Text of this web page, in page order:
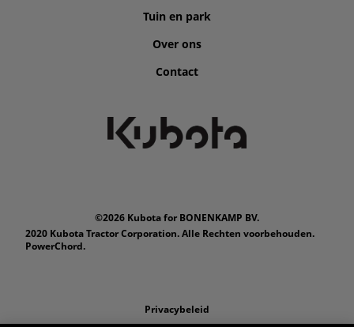
Tuin en park
Over ons
Contact
©2026 Kubota for BONENKAMP BV.
2020 Kubota Tractor Corporation. Alle Rechten voorbehouden.
PowerChord.
Privacybeleid